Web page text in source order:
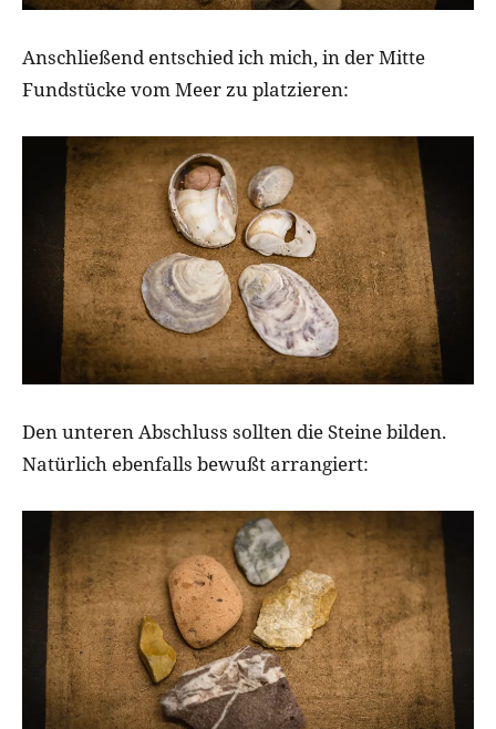
Anschließend entschied ich mich, in der Mitte
Fundstücke vom Meer zu platzieren:
Den unteren Abschluss sollten die Steine bilden.
Natürlich ebenfalls bewußt arrangiert: